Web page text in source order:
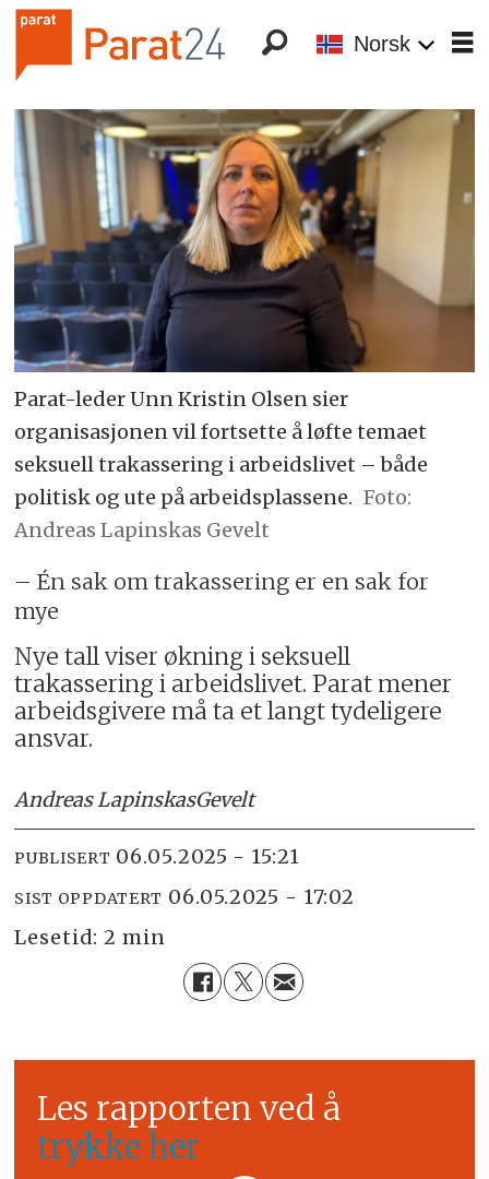
Norsk
Parat-leder Unn Kristin Olsen sier
organisasjonen vil fortsette å løfte temaet
seksuell trakassering i arbeidslivet – både
politisk og ute på arbeidsplassene. Foto:
Andreas Lapinskas Gevelt
– Én sak om trakassering er en sak for
mye
Nye tall viser økning i seksuell
trakassering i arbeidslivet. Parat mener
arbeidsgivere må ta et langt tydeligere
ansvar.
Andreas LapinskasGevelt
PUBLISERT 06.05.2025 - 15:21
SIST OPPDATERT
06.05.2025 - 17:02
Lesetid:2 min
Les rapporten ved å
trykke her